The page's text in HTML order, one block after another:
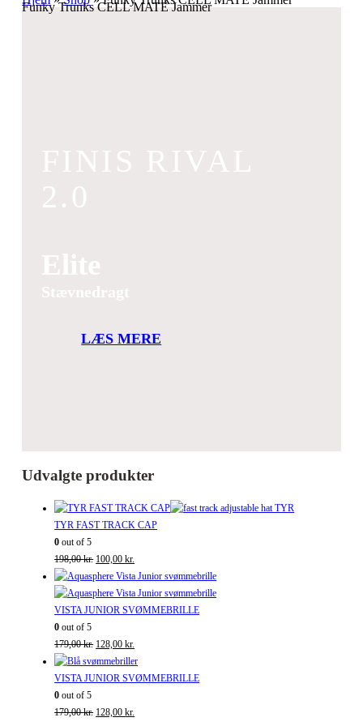
Funky Trunks CELL MATE Jammer
LÆS MERE
Udvalgte produkter
TYR FAST TRACK CAP
0 out of 5
198,00kr. Den
oprindelige
pris
var:
100,00kr.
aktuelle
pris
er:
VISTA JUNIOR SVØMMEBRILLE
0 out of 5
179,00kr. Den
oprindelige
pris
179,00 kr..
128,00kr.
aktuelle
pris
VISTA JUNIOR SVØMMEBRILLE
0 out of 5
179,00kr. Den
128,00kr.